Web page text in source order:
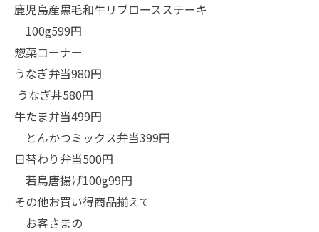
鹿児島産黒毛和牛リブロースステーキ
100g599円
惣菜コーナー
うなぎ弁当980円
うなぎ丼580円
牛たま弁当499円
とんかつミックス弁当399円
日替わり弁当500円
若鳥唐揚げ100g99円
その他お買い得商品揃えて
お客さまの